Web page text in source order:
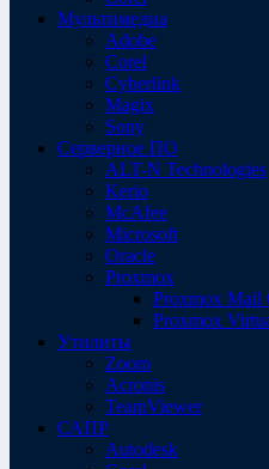
Мультимедиа
Adobe
Corel
Cyberlink
Magix
Sony
Серверное ПО
ALT-N Technologies
Kerio
McAfee
Microsoft
Oracle
Proxmox
Proxmox Mail
Proxmox
Утилиты
Zoom
Acronis
TeamViewer
САПР
Autodesk